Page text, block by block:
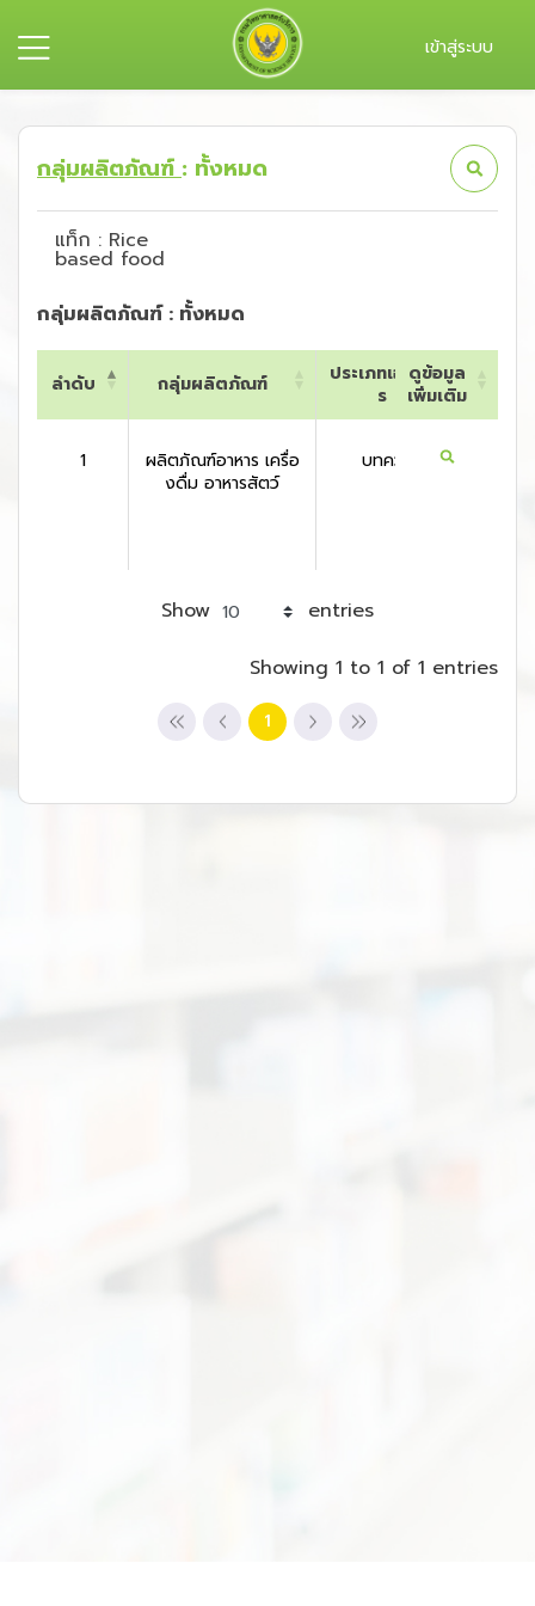
เข้าสู่ระบบ
กลุ่มผลิตภัณฑ์ : ทั้งหมด
แท็ก : Rice
based food
กลุ่มผลิตภัณฑ์ : ทั้งหมด
ลำดับ กลุ่มผลิตภัณฑ์
ประเภทเอกสา
ร
ดูข้อมูล
เพิ่มเติม
ร
เพิ่มเติม
1
ผลิตภัณฑ์อาหาร เครื่อ
งดื่ม อาหารสัตว์
บทความ
Show
entries
Showing 1 to 1 of 1 entries
1